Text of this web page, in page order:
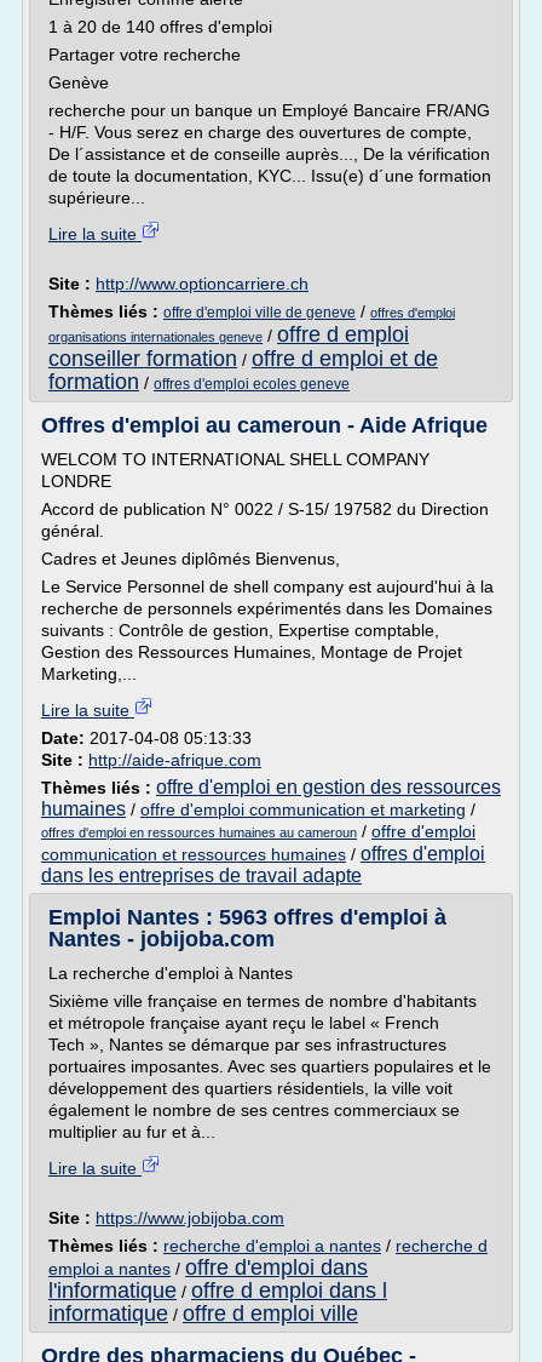
1 à 20 de 140 offres d'emploi
Partager votre recherche
Genève
recherche pour un banque un Employé Bancaire FR/ANG
- H/F. Vous serez en charge des ouvertures de compte,
De l´assistance et de conseille auprès..., De la vérification
de toute la documentation, KYC... Issu(e) d´une formation
supérieure...
Lire la suite
Site : http://www.optioncarriere.ch
Thèmes liés : offre d'emploi ville de geneve / offres d'emploi
organisations internationales geneve / offre d emploi
conseiller formation / offre d emploi et de
formation / offres d'emploi ecoles geneve
Offres d'emploi au cameroun - Aide Afrique
WELCOM TO INTERNATIONAL SHELL COMPANY
LONDRE
Accord de publication N° 0022 / S-15/ 197582 du Direction
général.
Cadres et Jeunes diplômés Bienvenus,
Le Service Personnel de shell company est aujourd'hui à la
recherche de personnels expérimentés dans les Domaines
suivants : Contrôle de gestion, Expertise comptable,
Gestion des Ressources Humaines, Montage de Projet
Marketing,...
Lire la suite
Date: 2017-04-08 05:13:33
Site : http://aide-afrique.com
Thèmes liés : offre d'emploi en gestion des ressources
humaines / offre d'emploi communication et marketing /
offres d'emploi en ressources humaines au cameroun / offre d'emploi
communication et ressources humaines / offres d'emploi
dans les entreprises de travail adapte
Emploi Nantes : 5963 offres d'emploi à
Nantes - jobijoba.com
La recherche d'emploi à Nantes
Sixième ville française en termes de nombre d'habitants
et métropole française ayant reçu le label « French
Tech », Nantes se démarque par ses infrastructures
portuaires imposantes. Avec ses quartiers populaires et le
développement des quartiers résidentiels, la ville voit
également le nombre de ses centres commerciaux se
multiplier au fur et à...
Lire la suite
Site : https://www.jobijoba.com
Thèmes liés : recherche d'emploi a nantes / recherche d
emploi a nantes / offre d'emploi dans
l'informatique / offre d emploi dans l
informatique / offre d emploi ville
Ordre des pharmaciens du Québec -